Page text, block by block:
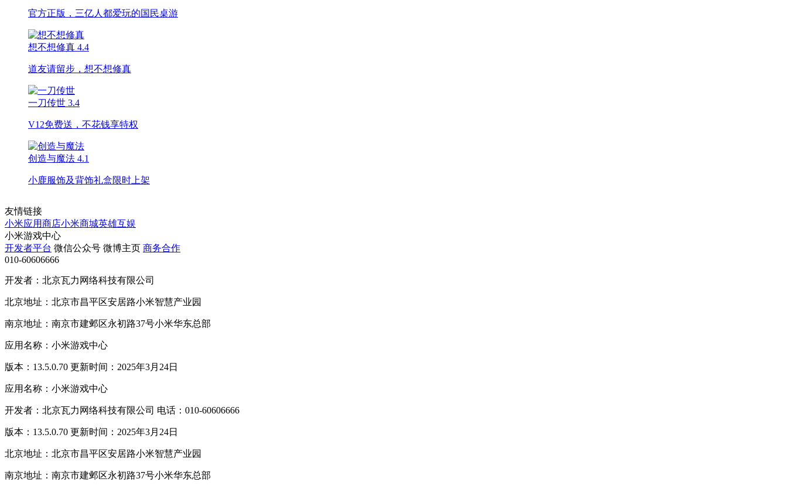
官方正版，三亿人都爱玩的国民桌游
想不想修真 4.4
道友请留步，想不想修真
一刀传世 3.4
V12免费送，不花钱享特权
创造与魔法 4.1
小鹿服饰及背饰礼盒限时上架
友情链接
小米应用商店小米商城英雄互娱
小米游戏中心
开发者平台 微信公众号 微博主页 商务合作
010-60606666
开发者：北京瓦力网络科技有限公司
北京地址：北京市昌平区安居路小米智慧产业园
南京地址：南京市建邺区永初路37号小米华东总部
应用名称：小米游戏中心
版本：13.5.0.70 更新时间：2025年3月24日
应用名称：小米游戏中心
开发者：北京瓦力网络科技有限公司 电话：010-60606666
版本：13.5.0.70 更新时间：2025年3月24日
北京地址：北京市昌平区安居路小米智慧产业园
南京地址：南京市建邺区永初路37号小米华东总部